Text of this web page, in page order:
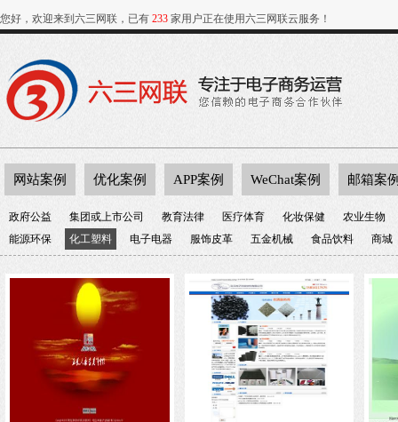
您好，欢迎来到六三网联，已有 233 家用户正在使用六三网联云服务！
网站案例 优化案例 APP案例 WeChat案例 邮箱案
政府公益 集团或上市公司 教育法律 医疗体育 化妆保健
农业生物
能源环保
化工塑料 电子电器 服饰皮革 五金机械 食品饮料 商城